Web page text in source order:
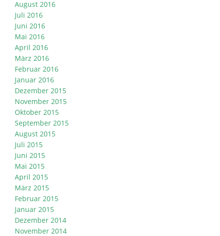
August 2016
Juli 2016
Juni 2016
Mai 2016
April 2016
März 2016
Februar 2016
Januar 2016
Dezember 2015
November 2015
Oktober 2015
September 2015
August 2015
Juli 2015
Juni 2015
Mai 2015
April 2015
März 2015
Februar 2015
Januar 2015
Dezember 2014
November 2014